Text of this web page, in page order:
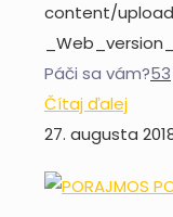
content/
Páči sa vám?53
Čítaj ďalej
27. augusta